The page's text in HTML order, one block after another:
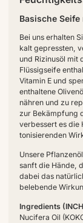
Basische
Bei uns erhalten
kalt gepressten,
und Rizinusöl mit
Flüssigseife
Vitamin E und
enthaltene
nähren und zu
zur Bekämpfung
verbessert es die
tonisierenden
Unsere
sanft die Hände,
dabei das
belebende
Ingredients
Nucifera Oil